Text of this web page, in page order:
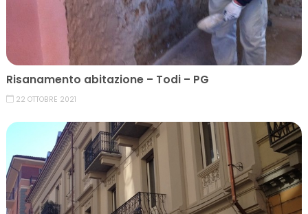
Risanamento abitazione – Todi – PG
22 OTTOBRE 2021